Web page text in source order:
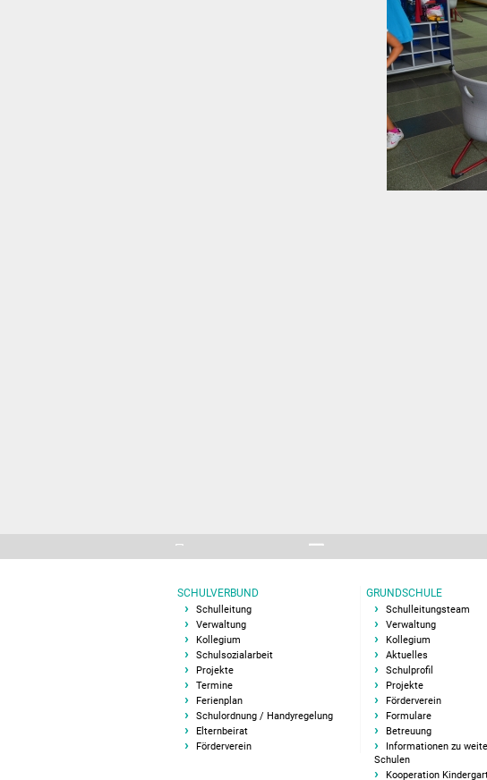
SCHULVERBUND
Schulleitung
Verwaltung
Kollegium
Schulsozialarbeit
Projekte
Termine
Ferienplan
Schulordnung / Handyregelung
Elternbeirat
Förderverein
GRUNDSCHULE
Schulleitungsteam
Verwaltung
Kollegium
Aktuelles
Schulprofil
Projekte
Förderverein
Formulare
Betreuung
Informationen zu
Schulen
Kooperation